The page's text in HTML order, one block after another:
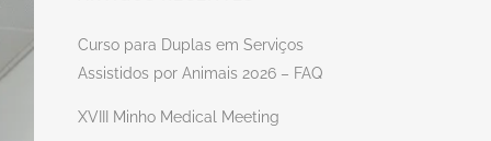
Curso para Duplas em Serviços
Assistidos por Animais 2026 – FAQ
XVIII Minho Medical Meeting